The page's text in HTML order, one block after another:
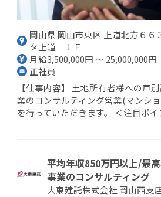
岡山県 岡山市東区 上道北方６
タ上道 １Ｆ
月給3,500,000円 ～ 25,000,000円
正社員
【仕事内容】 土地所有者様への戸
業のコンサルティング営業(マンシ
を行っていただきます。 ＜注目ポイ
平均年収850万円以上/最
事業のコンサルティング
大東建託株式会社 岡山西支